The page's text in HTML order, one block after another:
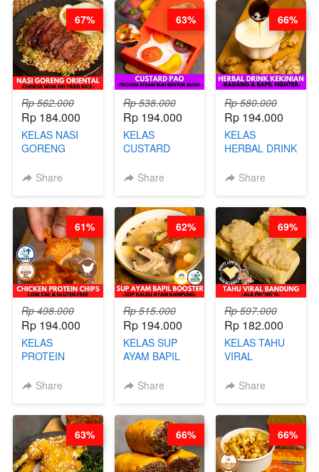
DITA
Rp 562.000
Rp 184.000
KELAS NASI
GORENG
CHINESE WOK
CHEF
STEPHANIE
Share
67%
Rp 538.000
Rp 194.000
KELAS
CUSTARD
STEAM BUN
CHEF DITA
Share
63%
Rp 580.000
Rp 194.000
KELAS
HERBAL DRINK
RADANG &
BARISTA
ARISUDANA
Share
66%
Rp 498.000
Rp 194.000
KELAS
PROTEIN
CHIPS -
RENDAH
KALORI
GLUTEN FREE
BY CHEF DITA
Share
61%
Rp 515.000
Rp 194.000
KELAS SUP
AYAM BAPIL
SOP KALDU
CHEF
STEPHANIE
Share
62%
Rp 597.000
Rp 182.000
KELAS TAHU
VIRAL
ALA PRI*NG*N
Share
69%
63% 66% 66%